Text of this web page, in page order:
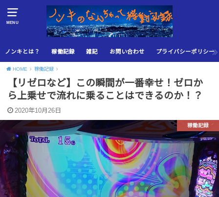
MENU
ノンキとは？ 稼働記録 雑記 お問い合わせ プライバシーポリシー
HOME 稼働記録
【リゼロなど】この瞬間が一番幸せ！ゼロか
ら上乗せで流れに乗ることはできるのか！？
2020年10月26日
稼働記録